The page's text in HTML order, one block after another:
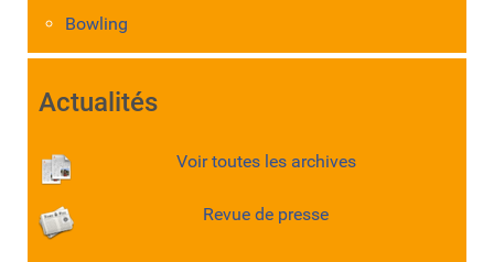
Bowling
Actualités
Voir toutes les archives
Revue de presse